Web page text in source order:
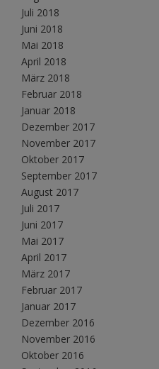
Juli 2018
Juni 2018
Mai 2018
April 2018
März 2018
Februar 2018
Januar 2018
Dezember 2017
November 2017
Oktober 2017
September 2017
August 2017
Juli 2017
Juni 2017
Mai 2017
April 2017
März 2017
Februar 2017
Januar 2017
Dezember 2016
November 2016
Oktober 2016